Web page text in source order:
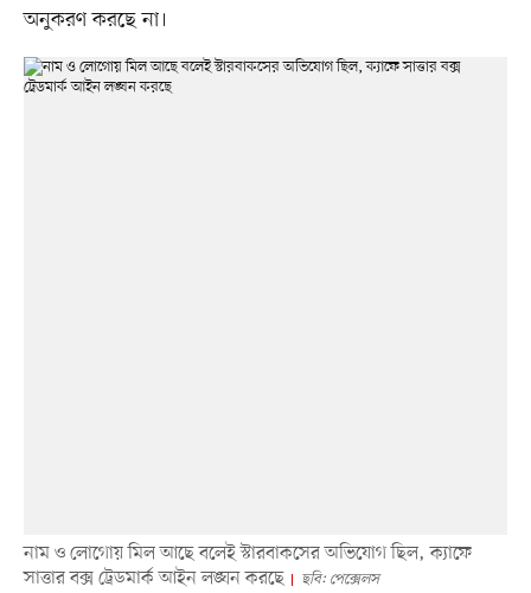
অনুকরণ করছে না।
নাম ও লোগোয় মিল আছে বলেই স্টারবাকসের অভিযোগ ছিল, ক্যাফে
সাত্তার বক্স ট্রেডমার্ক আইন লঙ্ঘন করছে
ছবি: পেক্সেলস